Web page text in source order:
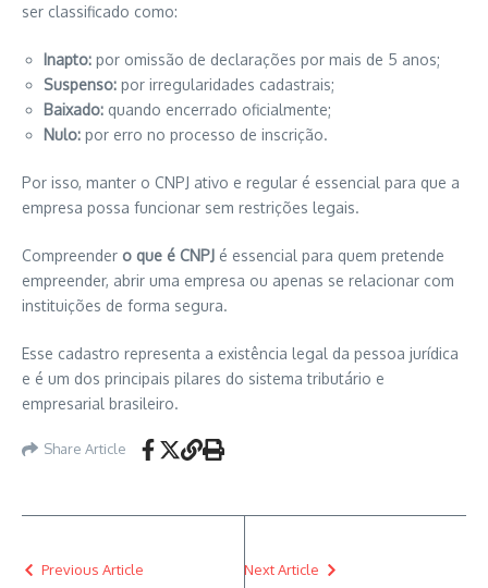
ser classificado como:
Inapto: por omissão de declarações por mais de 5 anos;
Suspenso: por irregularidades cadastrais;
Baixado: quando encerrado oficialmente;
Nulo: por erro no processo de inscrição.
Por isso, manter o CNPJ ativo e regular é essencial para que a
empresa possa funcionar sem restrições legais.
Compreender o que é CNPJ é essencial para quem pretende
empreender, abrir uma empresa ou apenas se relacionar com
instituições de forma segura.
Esse cadastro representa a existência legal da pessoa jurídica
e é um dos principais pilares do sistema tributário e
empresarial brasileiro.
Share Article
Previous Article Next Article